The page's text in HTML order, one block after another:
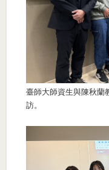
臺師大師資生與陳秋蘭
訪。